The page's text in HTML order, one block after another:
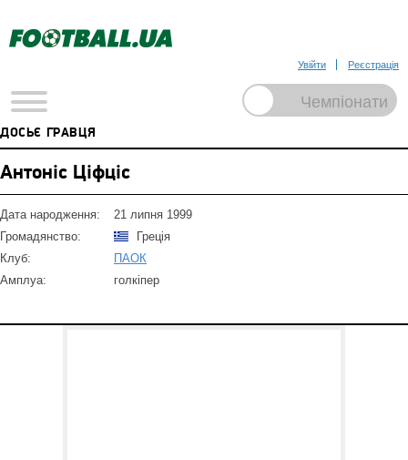
Увійти Реєстрація
ДОСЬЄ ГРАВЦЯ
Антоніс Ціфціс
Дата народження:
21 липня 1999
Громадянство:
Греція
Клуб:
ПАОК
Амплуа:
голкіпер